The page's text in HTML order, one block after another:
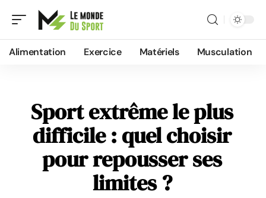
Alimentation Exercice Matériels Musculation
Sport extrême le plus
difficile : quel choisir
pour repousser ses
limites ?